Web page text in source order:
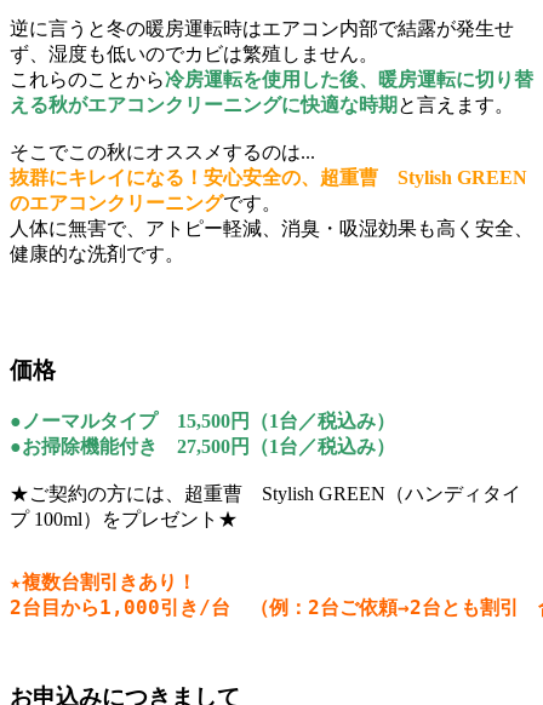
逆に言うと冬の暖房運転時はエアコン内部で結露が発生せ
ず、湿度も低いのでカビは繁殖しません。
これらのことから冷房運転を使用した後、暖房運転に切り替
える秋がエアコンクリーニングに快適な時期 と言えます。
そこでこの秋にオススメするのは...
抜群にキレイになる！安心安全の、超重曹 Stylish GREEN
のエアコンクリーニングです。
人体に無害で、アトピー軽減、消臭・吸湿効果も高く安全、
健康的な洗剤です。
価格
●ノーマルタイプ 15,500円（1台／税込み）
●お掃除機能付き 27,500円（1台／税込み）
★ご契約の方には、超重曹 Stylish GREEN（ハンディタイ
プ 100ml）をプレゼント★
★複数台割引きあり！
2台目から1,000引き/台　（例：2台ご依頼→2台とも割引
お申込みにつきまして